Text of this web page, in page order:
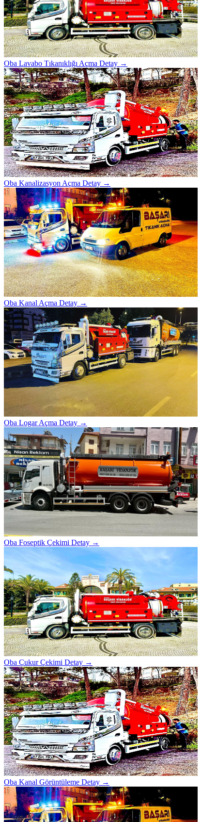
Oba Lavabo Tıkanıklığı Açma Detay →
Oba Kanalizasyon Açma Detay →
Oba Kanal Açma Detay →
Oba Logar Açma Detay →
Oba Foseptik Çekimi Detay →
Oba Çukur Çekimi Detay →
Oba Kanal Görüntüleme Detay →